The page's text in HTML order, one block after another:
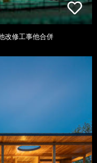
改修工事他合併